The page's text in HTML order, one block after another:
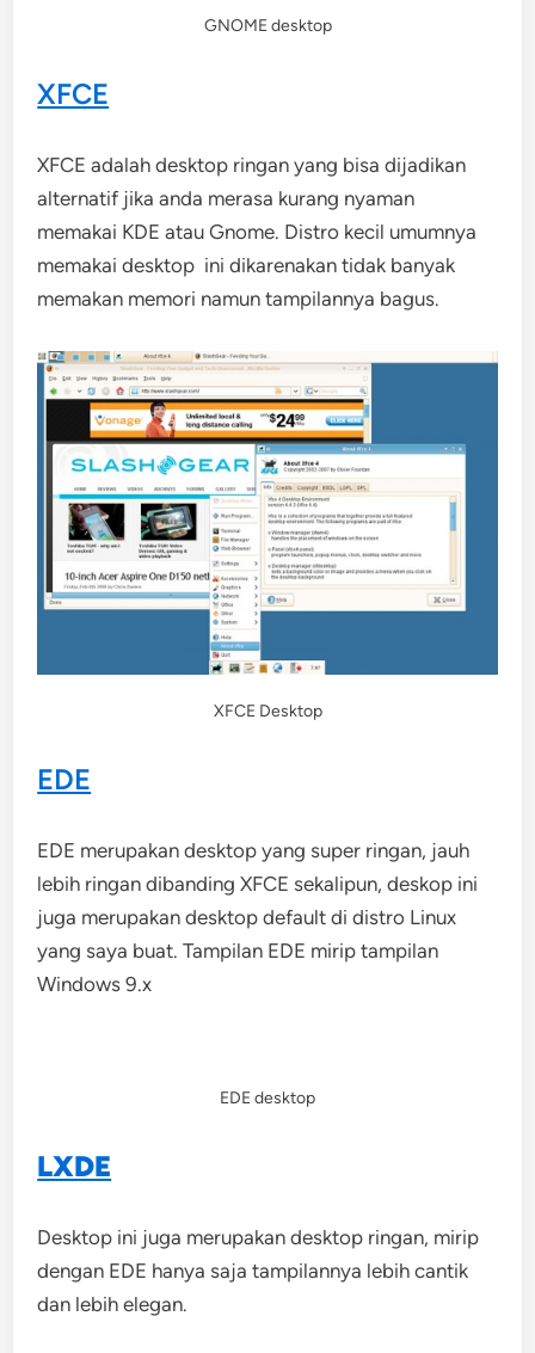
GNOME desktop
XFCE
XFCE adalah desktop ringan yang bisa dijadikan
alternatif jika anda merasa kurang nyaman
memakai KDE atau Gnome. Distro kecil umumnya
memakai desktop ini dikarenakan tidak banyak
memakan memori namun tampilannya bagus.
XFCE Desktop
EDE
EDE merupakan desktop yang super ringan, jauh
lebih ringan dibanding XFCE sekalipun, deskop ini
juga merupakan desktop default di distro Linux
yang saya buat. Tampilan EDE mirip tampilan
Windows 9.x
EDE desktop
LXDE
Desktop ini juga merupakan desktop ringan, mirip
dengan EDE hanya saja tampilannya lebih cantik
dan lebih elegan.